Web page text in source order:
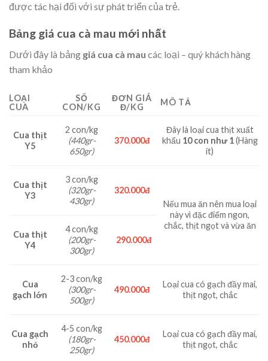
được tác hại đối với sự phát triển của trẻ.
Bảng giá cua cà mau mới nhất
Dưới đây là bảng giá cua cà mau các loại – quý khách hàng
tham khảo
LOẠI
CUA
SỐ
CON/KG
ĐƠN GIÁ
Đ/KG
MÔ TẢ
Cua thịt
Y5
2 con/kg
(440gr-
650gr)
370.000đ
Đây là loại cua thịt xuất
khẩu 10 con như 1(Hàng
ít)
Cua thịt
Y3
3 con/kg
(320gr-
430gr)
320.000đ
Nếu mua ăn nên mua loại
này vì đặc điểm ngon,
chắc, thịt ngọt và vừa ăn
Cua thịt
Y4
4 con/kg
(200gr-
300gr)
290.000đ
Cua
gạch lớn
2-3 con/kg
(300gr-
500gr)
490.000đ
Loại cua có gạch đầy mai,
thịt ngọt, chắc
Cua gạch
nhỏ
4-5 con/kg
(180gr-
250gr)
450.000đ
Loại cua có gạch đầy mai,
thịt ngọt, chắc